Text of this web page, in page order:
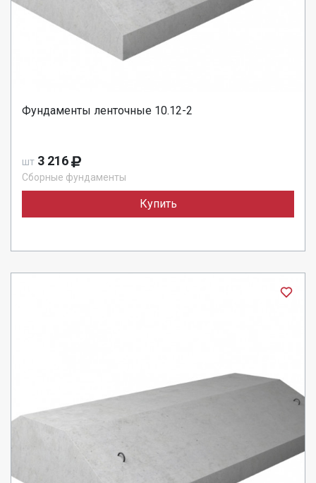
Фундаменты ленточные 10.12-2
шт 3 216
Сборные фундаменты
Купить